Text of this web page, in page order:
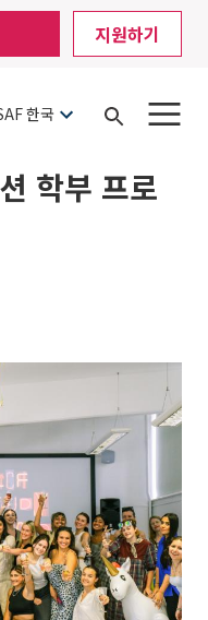
지원하기
한국
Open
학부 프로